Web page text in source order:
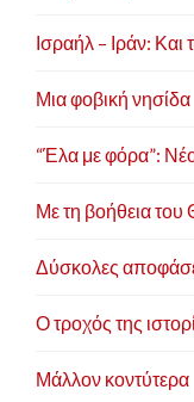
Ισραήλ – Ιράν: Και
Μια φοβική νησίδα
“Έλα με φόρα”:
Με τη βοήθεια του
Δύσκολες
Ο τροχός της
Μάλλον κοντύτερα